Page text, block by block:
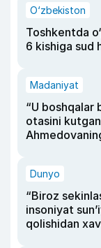
O‘zbekiston
Toshkentda
6 kishiga sud
Madaniyat
“U boshqalar
otasini
Dunyo
“Biroz
insoniyat
qolishidan